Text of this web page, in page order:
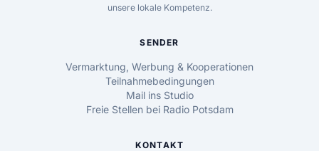
unsere lokale Kompetenz.
SENDER
Vermarktung, Werbung & Kooperationen
Teilnahmebedingungen
Mail ins Studio
Freie Stellen bei Radio Potsdam
KONTAKT